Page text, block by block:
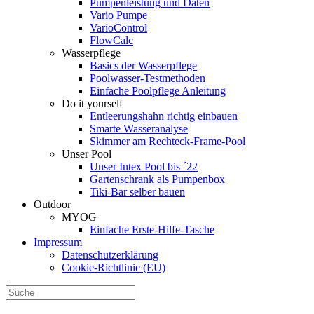
Pumpenleistung und Daten
Vario Pumpe
Vario­Control
FlowCalc
Wasserpflege
Basics der Wasserpflege
Poolwasser-Testmethoden
Einfache Poolpflege Anleitung
Do it yourself
Ent­leerungs­hahn richtig einbauen
Smarte Wasseranalyse
Skimmer am Rechteck-Frame-Pool
Unser Pool
Unser Intex Pool bis ´22
Gartenschrank als Pumpenbox
Tiki-Bar selber bauen
Outdoor
MYOG
Einfache Erste-Hilfe-Tasche
Impressum
Datenschutzerklärung
Cookie-Richtlinie (EU)